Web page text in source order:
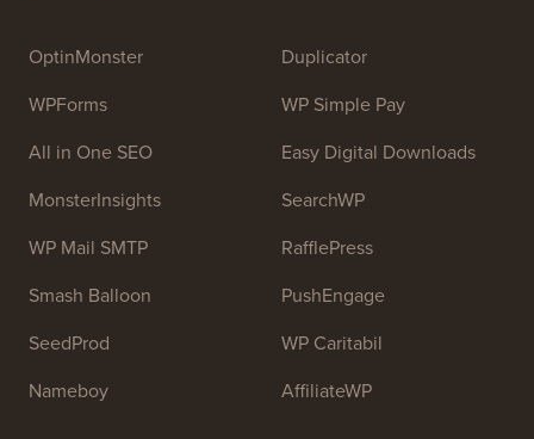
OptinMonster
WPForms
All in One SEO
MonsterInsights
WP Mail SMTP
Smash Balloon
SeedProd
Nameboy
Duplicator
WP Simple Pay
Easy Digital Downloads
SearchWP
RafflePress
PushEngage
WP Caritabil
AffiliateWP